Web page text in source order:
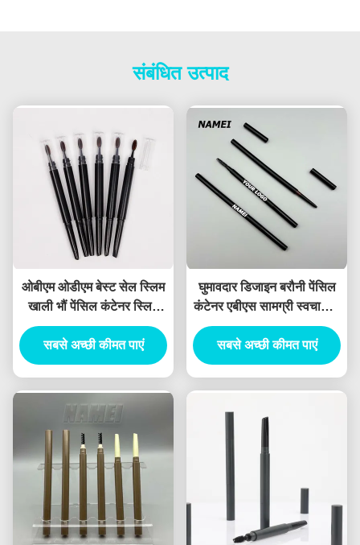
संबंधित उत्पाद
ओबीएम ओडीएम बेस्ट सेल स्लिम
खाली भौं पेंसिल कंटेनर स्लिम
खाली भौं पेंसिल
सबसे अच्छी कीमत पाएं
घुमावदार डिजाइन बरौनी पेंसिल
कंटेनर एबीएस सामग्री स्वचालित
सूत्र
सबसे अच्छी कीमत पाएं